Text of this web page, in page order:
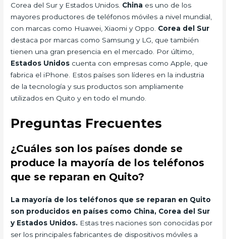
Corea del Sur y Estados Unidos. China es uno de los
mayores productores de teléfonos móviles a nivel mundial,
con marcas como Huawei, Xiaomi y Oppo. Corea del Sur
destaca por marcas como Samsung y LG, que también
tienen una gran presencia en el mercado. Por último,
Estados Unidos cuenta con empresas como Apple, que
fabrica el iPhone. Estos países son líderes en la industria
de la tecnología y sus productos son ampliamente
utilizados en Quito y en todo el mundo.
Preguntas Frecuentes
¿Cuáles son los países donde se
produce la mayoría de los teléfonos
que se reparan en Quito?
La mayoría de los teléfonos que se reparan en Quito
son producidos en países como China, Corea del Sur
y Estados Unidos. Estas tres naciones son conocidas por
ser los principales fabricantes de dispositivos móviles a